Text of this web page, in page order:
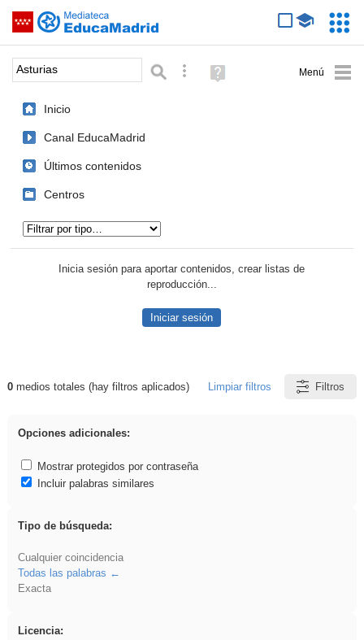
Saltar navegación
Palabra o frase: Búsqueda avanzada
Ayuda
(en
Inicio
Canal EducaMadrid
Últimos contenidos
Centros
Inicia sesión para aportar contenidos, crear listas de
reproducción...
Iniciar sesión
Resultados de: Asturias
0medios totales (hay filtros aplicados) Limpiar filtros Filtros
Opciones adicionales:
Mostrar protegidos por contraseña
Incluir palabras similares
Tipo de búsqueda:
Cualquier coincidencia
Todas las palabras
Exacta
Licencia: